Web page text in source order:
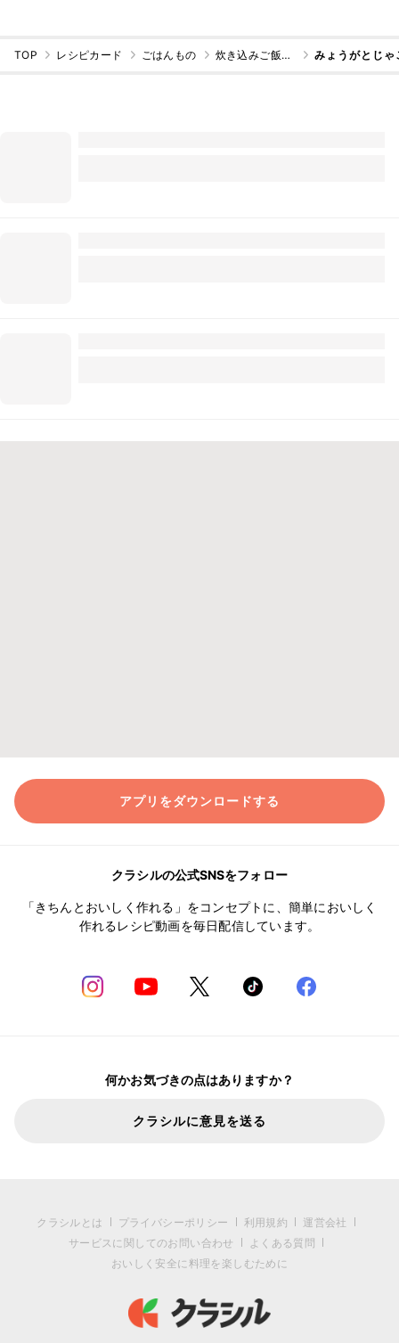
TOP レシピカード ごはんもの 炊き込みご飯・混ぜご飯 みょうがとじ
アプリをダウンロードする
クラシルの公式SNSをフォロー
「きちんとおいしく作れる」をコンセプトに、簡単においしく
作れるレシピ動画を毎日配信しています。
何かお気づきの点はありますか？
クラシルに意見を送る
クラシルとは プライバシーポリシー 利用規約
運営会社
サービスに関してのお問い合わせ
よくある質問
おいしく安全に料理を楽しむために